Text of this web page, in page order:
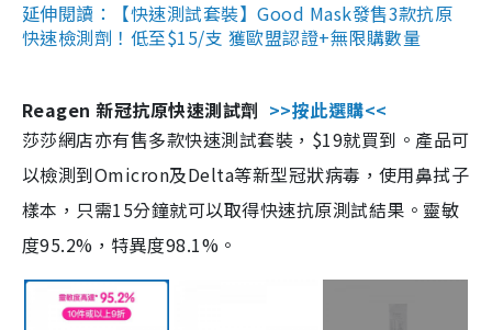
延伸閱讀：【快速測試套裝】Good Mask發售3款抗原
快速檢測劑！低至$15/支 獲歐盟認證+無限購數量
Reagen 新冠抗原快速測試劑 >>按此選購<<
莎莎網店亦有售多款快速測試套裝，$19就買到。產品可
以檢測到Omicron及Delta等新型冠狀病毒，使用鼻拭子
樣本，只需15分鐘就可以取得快速抗原測試結果。靈敏
度95.2%，特異度98.1%。